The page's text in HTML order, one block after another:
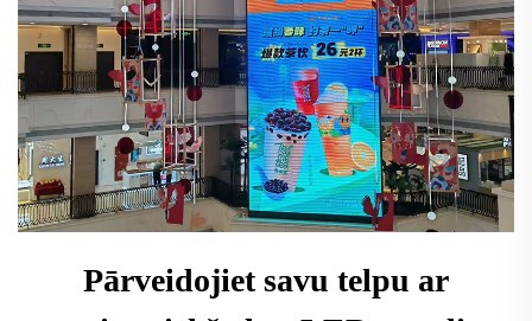
Pārveidojiet savu telpu ar